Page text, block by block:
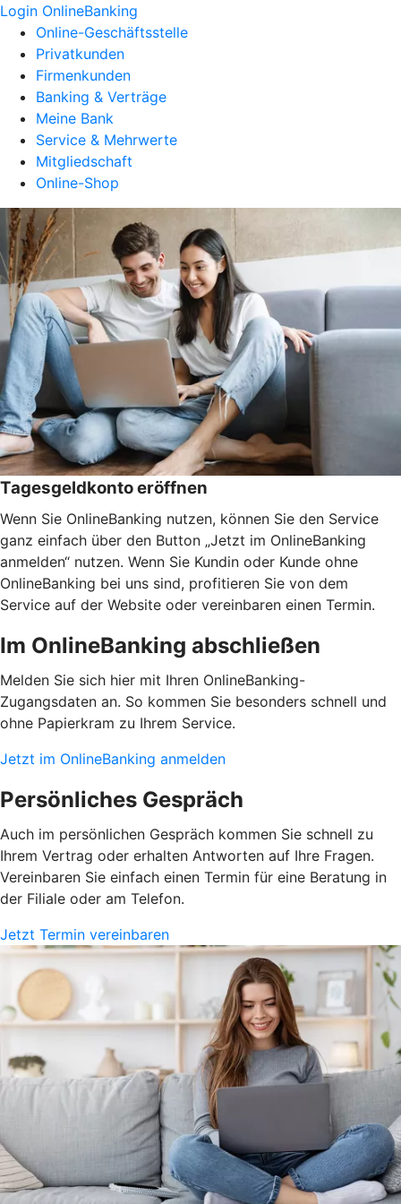
Login OnlineBanking
Online-Geschäftsstelle
Privatkunden
Firmenkunden
Banking & Verträge
Meine Bank
Service & Mehrwerte
Mitgliedschaft
Online-Shop
Tagesgeldkonto eröffnen
Wenn Sie OnlineBanking nutzen, können Sie den Service
ganz einfach über den Button „Jetzt im OnlineBanking
anmelden“ nutzen. Wenn Sie Kundin oder Kunde ohne
OnlineBanking bei uns sind, profitieren Sie von dem
Service auf der Website oder vereinbaren einen Termin.
Im OnlineBanking abschließen
Melden Sie sich hier mit Ihren OnlineBanking-
Zugangsdaten an. So kommen Sie besonders schnell und
ohne Papierkram zu Ihrem Service.
Jetzt im OnlineBanking anmelden
Persönliches Gespräch
Auch im persönlichen Gespräch kommen Sie schnell zu
Ihrem Vertrag oder erhalten Antworten auf Ihre Fragen.
Vereinbaren Sie einfach einen Termin für eine Beratung in
der Filiale oder am Telefon.
Jetzt Termin vereinbaren